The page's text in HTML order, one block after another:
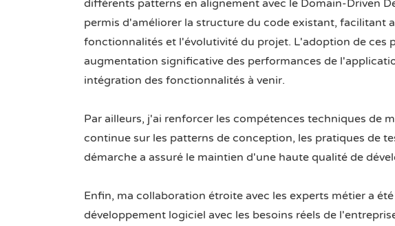
différents patterns en alignement avec le Domain-Driven
permis d'améliorer la structure du code existant, facilitant
fonctionnalités et l'évolutivité du projet. L'adoption de ces
augmentation significative des performances de
intégration des fonctionnalités à venir.
Par ailleurs, j'ai renforcer les compétences techniques de
continue sur les patterns de conception, les pratiques de
démarche a assuré le maintien d'une haute qualité de
Enfin, ma collaboration étroite avec les experts métier a
développement logiciel avec les besoins réels de